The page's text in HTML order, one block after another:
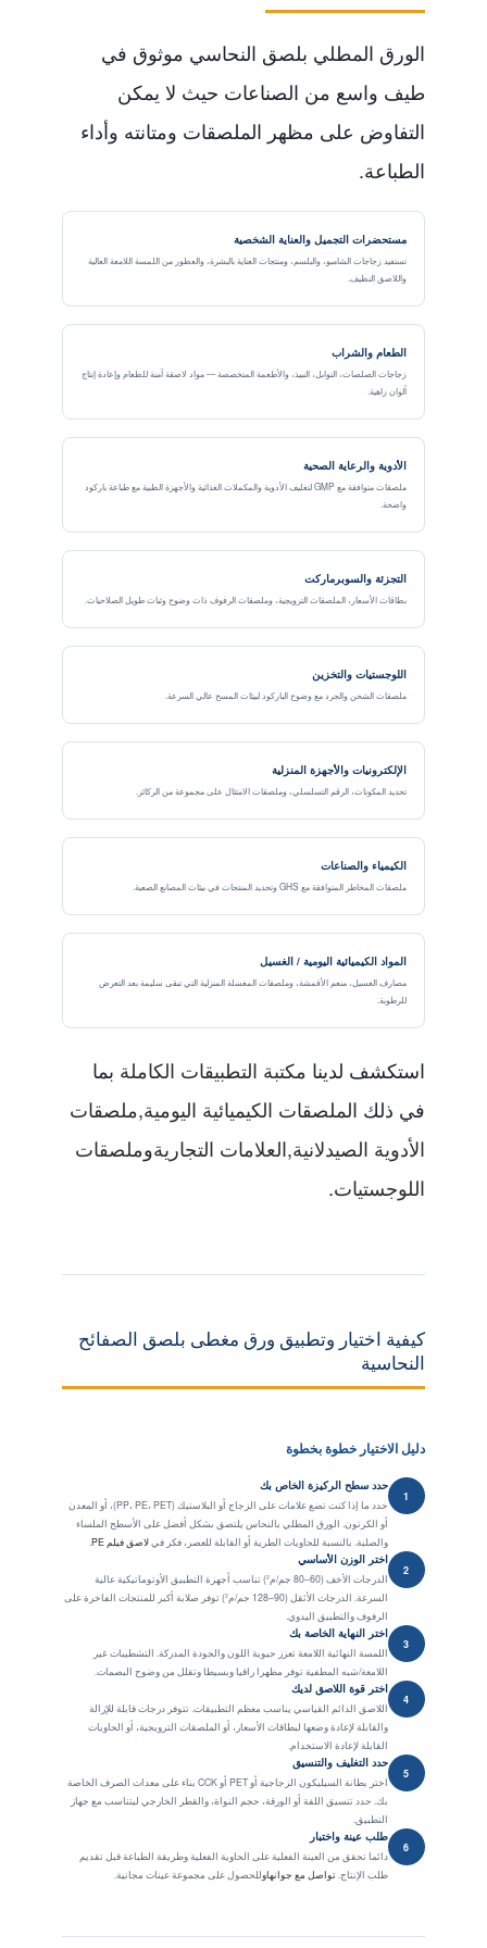
الورق المطلي بلصق النحاسي موثوق في
طيف واسع من الصناعات حيث لا يمكن
التفاوض على مظهر الملصقات ومتانته وأداء
الطباعة.
مستحضرات التجميل والعناية الشخصية
تستفيد زجاجات الشامبو، والبلسم، ومنتجات العناية بالبشرة، والعطور من اللمسة اللامعة العالية
واللاصق النظيف.
الطعام والشراب
زجاجات الصلصات، التوابل، النبيذ، والأطعمة المتخصصة — مواد لاصقة آمنة للطعام وإعادة إنتاج
ألوان زاهية.
الأدوية والرعاية الصحية
ملصقات متوافقة مع GMP لتغليف الأدوية والمكملات الغذائية والأجهزة الطبية مع طباعة باركود
واضحة.
التجزئة والسوبرماركت
بطاقات الأسعار، الملصقات الترويجية، وملصقات الرفوف ذات وضوح وثبات طويل الصلاحيات.
اللوجستيات والتخزين
ملصقات الشحن والجرد مع وضوح الباركود لبيئات المسح عالي السرعة.
الإلكترونيات والأجهزة المنزلية
تحديد المكونات، الرقم التسلسلي، وملصقات الامتثال على مجموعة من الركائز.
الكيمياء والصناعات
ملصقات المخاطر المتوافقة مع GHS وتحديد المنتجات في بيئات المصانع الصعبة.
المواد الكيميائية اليومية / الغسيل
مصارف الغسيل، منعم الأقمشة، وملصقات المغسلة المنزلية التي تبقى سليمة بعد التعرض
للرطوبة.
استكشف لدينا مكتبة التطبيقات الكاملة بما
في ذلك الملصقات الكيميائية اليومية,ملصقات
الأدوية الصيدلانية,العلامات التجاريةوملصقات
اللوجستيات.
كيفية اختيار وتطبيق ورق مغطى بلصق الصفائح
النحاسية
دليل الاختيار خطوة بخطوة
1
حدد سطح الركيزة الخاص بك
حدد ما إذا كنت تضع علامات على الزجاج أو البلاستيك (PP، PE، PET)، أو المعدن
أو الكرتون. الورق المطلي بالنحاس يلتصق بشكل أفضل على الأسطح الملساء
والصلبة. بالنسبة للحاويات الطرية أو القابلة للعصر، فكر فيلاصق فيلم PE
2
اختر الوزن الأساسي
الدرجات الأخف (60–80 جم/م²) تناسب أجهزة التطبيق الأوتوماتيكية عالية
السرعة. الدرجات الأثقل (90–128 جم/م²) توفر صلابة أكبر للمنتجات الفاخرة على
الرفوف والتطبيق اليدوي.
3
اختر النهاية الخاصة بك
اللمسة النهائية اللامعة تعزز حيوية اللون والجودة المدركة. التشطيبات غير
اللامعة/شبه المطفية توفر مظهرا راقيا وبسيطا وتقلل من وضوح البصمات.
4
اختر قوة اللاصق لديك
اللاصق الدائم القياسي يناسب معظم التطبيقات. تتوفر درجات قابلة للإزالة
والقابلة لإعادة وضعها لبطاقات الأسعار، أو الملصقات الترويجية، أو الحاويات
القابلة لإعادة الاستخدام.
5
حدد التغليف والتنسيق
اختر بطانة السيليكون الزجاجية أو PET أو CCK بناء على معدات الصرف الخاصة
بك. حدد تنسيق اللفة أو الورقة، حجم النواة، والقطر الخارجي ليتناسب مع جهاز
التطبيق.
6
طلب عينة واختبار
دائما تحقق من العينة الفعلية على الحاوية الفعلية وطريقة الطباعة قبل تقديم
طلب الإنتاج.تواصل مع جوانهاوللحصول على مجموعة عينات مجانية.